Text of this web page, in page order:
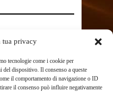
tua privacy
tecnologie come i cookie per
del dispositivo. Il consenso a queste
il comportamento di navigazione o ID
il consenso può influire negativamente